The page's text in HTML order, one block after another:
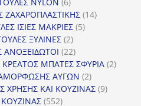
προϊόντα
ΖΑΧΑΡΟΠΛΑΣΤΙΚΗΣ 1414
ΙΣΙΕΣ ΜΑΚΡΙΕΣ 55
ΞΥΛΙΝΕΣ 22
προϊόντα
ΑΝΟΞΕΙΔΩΤΟΙ 2222
προϊόντα
ΜΠΑΤΕΣ ΣΦΥΡΙΑ 22
ΑΥΓΩΝ 22
προϊόντα
ΧΡΗΣΗΣ ΚΑΙ ΚΟΥΖΙΝΑΣ 99
552552